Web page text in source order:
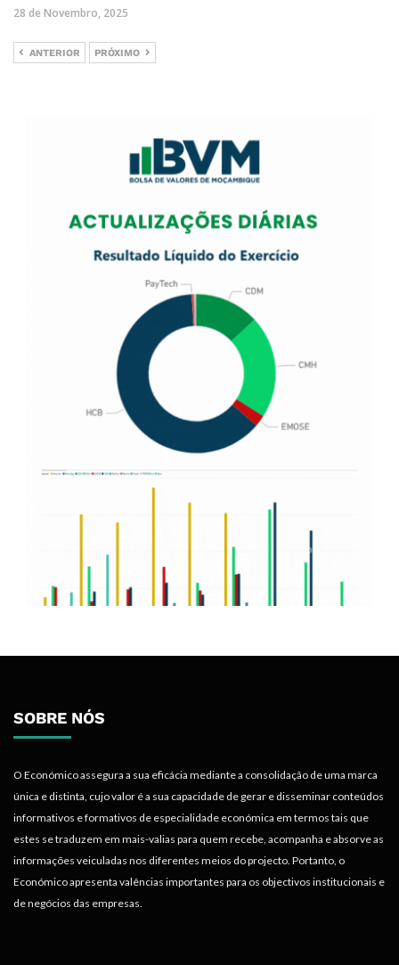
28 de Novembro, 2025
ANTERIOR PRÓXIMO
SOBRE NÓS
O Económico assegura a sua eficácia mediante a consolidação de uma marca
única e distinta, cujo valor é a sua capacidade de gerar e disseminar conteúdos
informativos e formativos de especialidade económica em termos tais que
estes se traduzem em mais-valias para quem recebe, acompanha e absorve as
informações veiculadas nos diferentes meios do projecto. Portanto, o
Económico apresenta valências importantes para os objectivos institucionais e
de negócios das empresas.